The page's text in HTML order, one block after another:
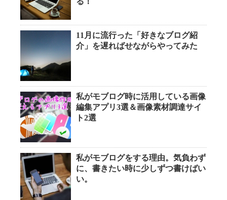
11月に流行った「好きなブログ紹
介」を遅ればせながらやってみた
私がモブログ時に活用している画像
編集アプリ3選＆画像素材調達サイ
ト2選
私がモブログをする理由。気負わず
に、書きたい時に少しずつ書けばい
い。